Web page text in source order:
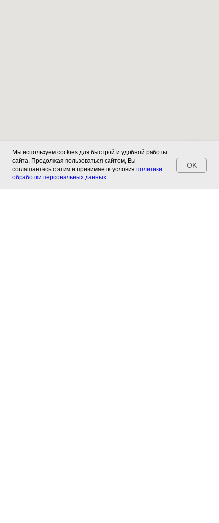
Мы используем cookies для быстрой и удобной работы
сайта. Продолжая пользоваться сайтом, Вы
соглашаетесь с этим и принимаете условия политики
обработки персональных данных
OK